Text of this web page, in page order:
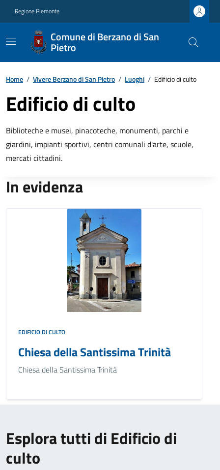
Regione Piemonte
Comune di Berzano di San
Pietro
Home / Vivere Berzano di San Pietro / Luoghi / Edificio di culto
Edificio di culto
Biblioteche e musei, pinacoteche, monumenti, parchi e
giardini, impianti sportivi, centri comunali d'arte, scuole,
mercati cittadini.
In evidenza
EDIFICIO DI CULTO
Chiesa della Santissima Trinità
Chiesa della Santissima Trinità
Esplora tutti di Edificio di
culto